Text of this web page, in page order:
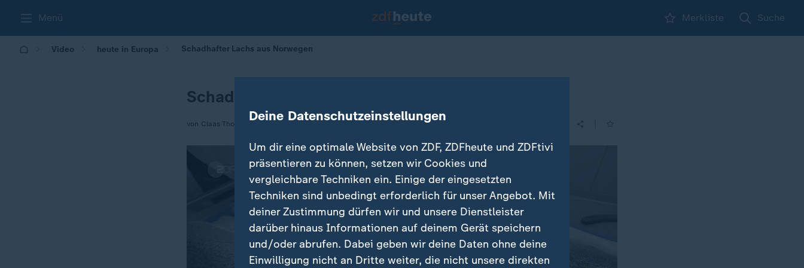
Menü Merkliste Suche
Video heute in Europa Schadhafter Lachs aus Norwegen
Schadhafter Lachs aus Norwegen
von Claas ThomsenDeine Datenschutzeinstellungen
Um dir eine optimale Website von ZDF, ZDFheute und ZDFtivi
präsentieren zu können, setzen wir Cookies und
vergleichbare Techniken ein. Einige der eingesetzten
Techniken sind unbedingt erforderlich für unser Angebot. Mit
deiner Zustimmung dürfen wir und unsere Dienstleister
darüber hinaus Informationen auf deinem Gerät speichern
und/oder abrufen. Dabei geben wir deine Daten ohne deine
Einwilligung nicht an Dritte weiter, die nicht unsere direkten